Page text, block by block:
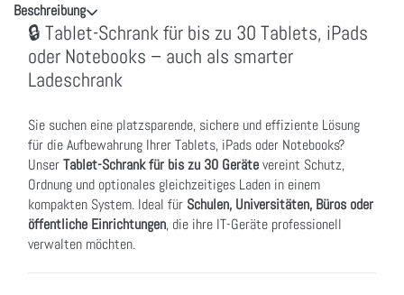
Beschreibung
🔒 Tablet-Schrank für bis zu 30 Tablets, iPads
oder Notebooks – auch als smarter
Ladeschrank
Sie suchen eine platzsparende, sichere und effiziente Lösung
für die Aufbewahrung Ihrer Tablets, iPads oder Notebooks?
UnserTablet-Schrank für bis zu 30 Gerätevereint Schutz,
Ordnung und optionales gleichzeitiges Laden in einem
kompakten System. Ideal für Schulen, Universitäten, Büros oder
öffentliche Einrichtungen, die ihre IT-Geräte professionell
verwalten möchten.